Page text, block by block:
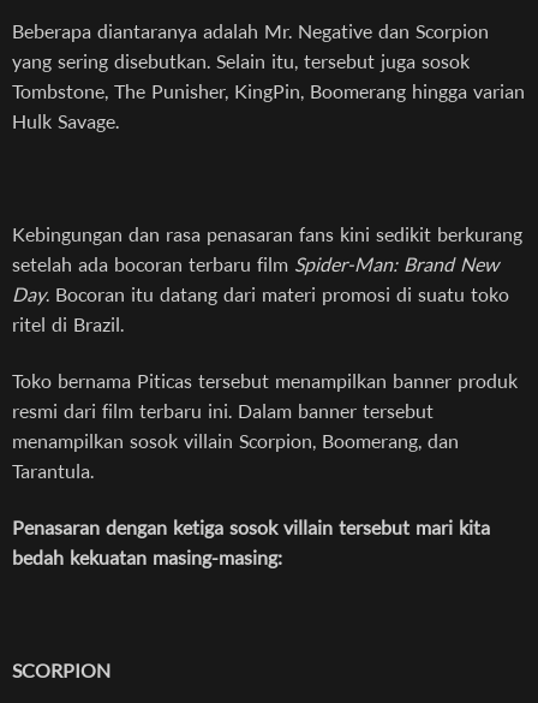
Beberapa diantaranya adalah Mr. Negative dan Scorpion
yang sering disebutkan. Selain itu, tersebut juga sosok
Tombstone, The Punisher, KingPin, Boomerang hingga varian
Hulk Savage.
Kebingungan dan rasa penasaran fans kini sedikit berkurang
setelah ada bocoran terbaru film Spider-Man: Brand New
Day. Bocoran itu datang dari materi promosi di suatu toko
ritel di Brazil.
Toko bernama Piticas tersebut menampilkan banner produk
resmi dari film terbaru ini. Dalam banner tersebut
menampilkan sosok villain Scorpion, Boomerang, dan
Tarantula.
Penasaran dengan ketiga sosok villain tersebut mari kita
bedah kekuatan masing-masing:
SCORPION